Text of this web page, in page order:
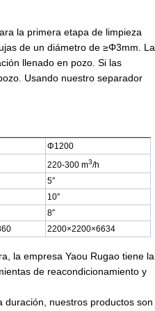
la primera etapa de limpieza
de un diámetro de ≥Φ3mm. La
llenado en pozo. Si las
Usando nuestro separador
Φ1200
220-300 m3/h
5″
10″
8″
2200×2200×6634
la empresa Yaou Rugao tiene la
de reacondicionamiento y
duración, nuestros productos son